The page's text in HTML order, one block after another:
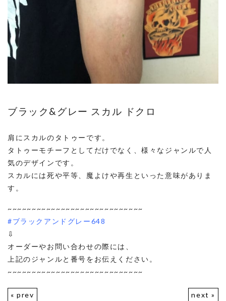
ブラック&グレー スカル ドクロ
肩にスカルのタトゥーです。
タトゥーモチーフとしてだけでなく、様々なジャンルで人
気のデザインです。
スカルには死や平等、魔よけや再生といった意味がありま
す。
~~~~~~~~~~~~~~~~~~~~~~~~~~~~
#ブラックアンドグレー648
⇩
オーダーやお問い合わせの際には、
上記のジャンルと番号をお伝えください。
~~~~~~~~~~~~~~~~~~~~~~~~~~~~
« prev next »